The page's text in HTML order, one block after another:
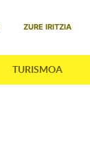
ZURE IRITZIA
TURISMOA